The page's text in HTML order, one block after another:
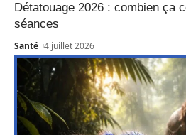
Détatouage 2026 : combien ça
séances
Santé 4 juillet 2026